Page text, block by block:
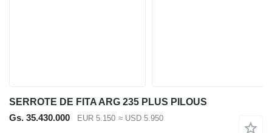
SERROTE DE FITA ARG 235 PLUS PILOUS
Gs. 35.430.000
EUR 5.150 ≈ USD 5.950